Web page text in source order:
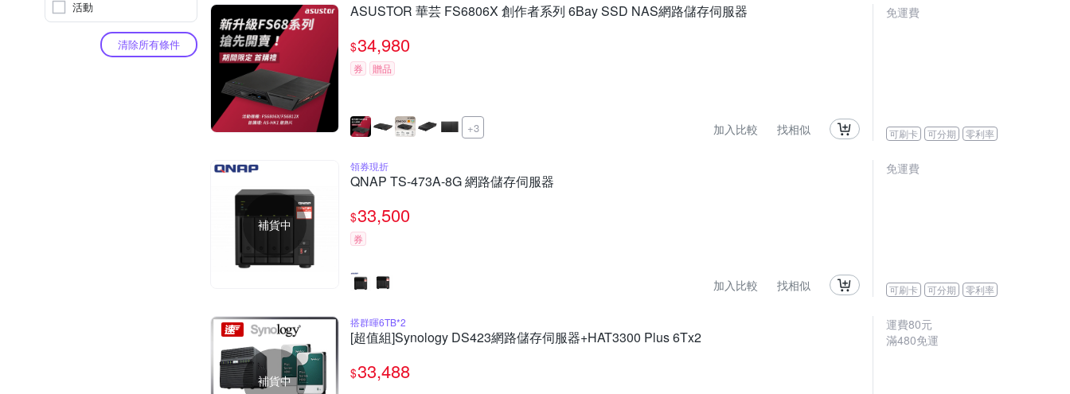
活動
清除所有條件
ASUSTOR 華芸 FS6806X 創作者系列 6Bay SSD NAS網路儲存伺服器
$34,980
券 贈品
+3 加入比較 找相似
免運費
可刷卡 可分期 零利率
補貨中
領券現折
QNAP TS-473A-8G 網路儲存伺服器
$33,500
券
加入比較 找相似
免運費
可刷卡 可分期 零利率
補貨中
搭群暉6TB*2
[超值組]Synology DS423網路儲存伺服器+HAT3300 Plus 6Tx2
$33,488
運費80元
滿480免運